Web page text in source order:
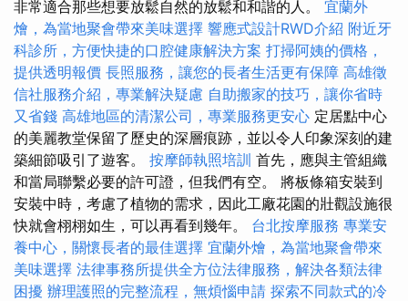
非常適合那些想要放鬆自然的放鬆和和諧的人。 宜蘭外
燴，為當地聚會帶來美味選擇 響應式設計RWD介紹 附近牙
科診所，方便快捷的口腔健康解決方案 打掃阿姨的價格，
提供透明報價 長照服務，讓您的長者生活更有保障 高雄徵
信社服務介紹，專業解決疑慮 自助搬家的技巧，讓你省時
又省錢 高雄地區的清潔公司，專業服務更安心 定居點中心
的美麗教堂保留了歷史的深層痕跡，並以令人印象深刻的建
築細節吸引了遊客。 按摩師執照培訓 首先，應與主管組織
和當局聯繫必要的許可證，但我們有空。 將板條箱安裝到
安裝中時，考慮了植物的需求，因此工廠花園的壯觀設施很
快就會栩栩如生，可以再看到幾年。 台北按摩服務 專業安
養中心，關懷長者的最佳選擇 宜蘭外燴，為當地聚會帶來
美味選擇 法律事務所提供全方位法律服務，解決各類法律
困擾 辦理護照的完整流程，無煩惱申請 探索不同款式的冷